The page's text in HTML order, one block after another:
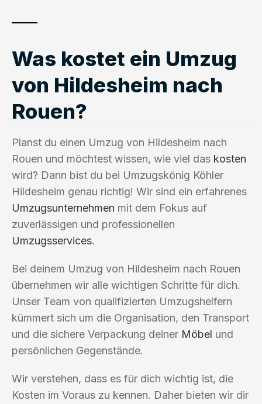
Was kostet ein Umzug
von Hildesheim nach
Rouen?
Planst du einen Umzug von Hildesheim nach
Rouen und möchtest wissen, wie viel das kosten
wird? Dann bist du bei Umzugskönig Köhler
Hildesheim genau richtig! Wir sind ein erfahrenes
Umzugsunternehmen mit dem Fokus auf
zuverlässigen und professionellen
Umzugsservices.
Bei deinem Umzug von Hildesheim nach Rouen
übernehmen wir alle wichtigen Schritte für dich.
Unser Team von qualifizierten Umzugshelfern
kümmert sich um die Organisation, den Transport
und die sichere Verpackung deiner Möbel und
persönlichen Gegenstände.
Wir verstehen, dass es für dich wichtig ist, die
Kosten im Voraus zu kennen. Daher bieten wir dir